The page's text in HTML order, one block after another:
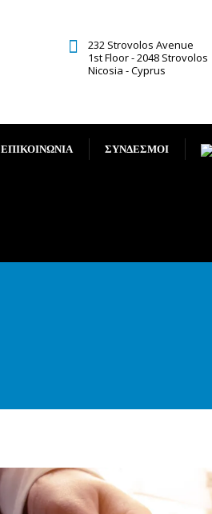
232 Strovolos Avenue
1st Floor - 2048 Strovolos
Nicosia - Cyprus
ΕΠΙΚΟΙΝΩΝΙΑ ΣΥΝΔΕΣΜΟΙ